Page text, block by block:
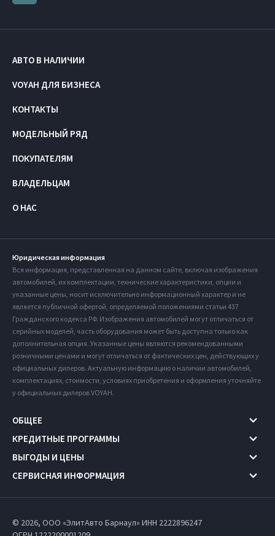
АВТО В НАЛИЧИИ
VOYAH ДЛЯ БИЗНЕСА
КОНТАКТЫ
МОДЕЛЬНЫЙ РЯД
ПОКУПАТЕЛЯМ
ВЛАДЕЛЬЦАМ
О НАС
Юридическая информация
Вся информация, представленная на данном сайте, включая изображения
автомобилей, их комплектации, технические характеристики, опции и
указанные цены, носит исключительно информационный характер и не
является публичной офертой, определяемой положениями статьи 437
Гражданского кодекса РФ. Изображения автомобилей могут отличаться от
серийных моделей, часть оборудования может быть доступна только как
дополнительная опция. Указанные цены являются рекомендованными
розничными ценами и могут отличаться от фактических цен, действующих у
официальных дилеров. Актуальную информацию о наличии автомобилей,
комплектациях, стоимости, условиях приобретения и оформления уточняйте
у официальных дилеров VOYAH.
ОБЩЕЕ
КРЕДИТНЫЕ ПРОГРАММЫ
ВЫГОДЫ И ЦЕНЫ
СЕРВИСНАЯ ИНФОРМАЦИЯ
© 2026, ООО «ЭлитАвто Барнаул» ИНН 2222896247